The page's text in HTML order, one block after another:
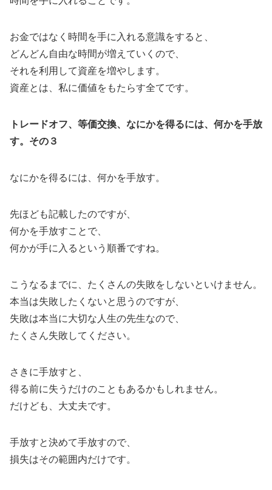
お金ではなく時間を手に入れる意識をすると、
どんどん自由な時間が増えていくので、
それを利用して資産を増やします。
資産とは、私に価値をもたらす全てです。
トレードオフ、等価交換、なにかを得るには、何かを手放
す。その３
なにかを得るには、何かを手放す。
先ほども記載したのですが、
何かを手放すことで、
何かが手に入るという順番ですね。
こうなるまでに、たくさんの失敗をしないといけません。
本当は失敗したくないと思うのですが、
失敗は本当に大切な人生の先生なので、
たくさん失敗してください。
さきに手放すと、
得る前に失うだけのこともあるかもしれません。
だけども、大丈夫です。
手放すと決めて手放すので、
損失はその範囲内だけです。